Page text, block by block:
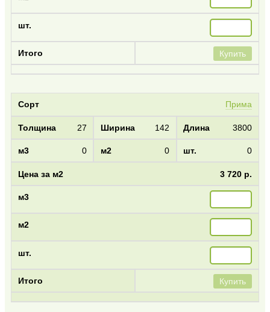
Купить
Прима
27 142 3800
0 0 0
3 720 р.
Купить